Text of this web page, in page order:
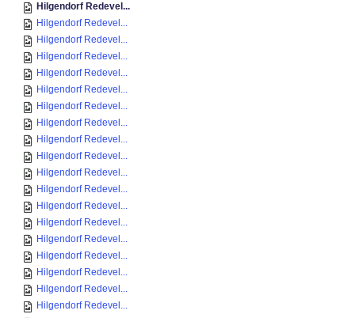
Hilgendorf Redevel...
Hilgendorf Redevel...
Hilgendorf Redevel...
Hilgendorf Redevel...
Hilgendorf Redevel...
Hilgendorf Redevel...
Hilgendorf Redevel...
Hilgendorf Redevel...
Hilgendorf Redevel...
Hilgendorf Redevel...
Hilgendorf Redevel...
Hilgendorf Redevel...
Hilgendorf Redevel...
Hilgendorf Redevel...
Hilgendorf Redevel...
Hilgendorf Redevel...
Hilgendorf Redevel...
Hilgendorf Redevel...
Hilgendorf Redevel...